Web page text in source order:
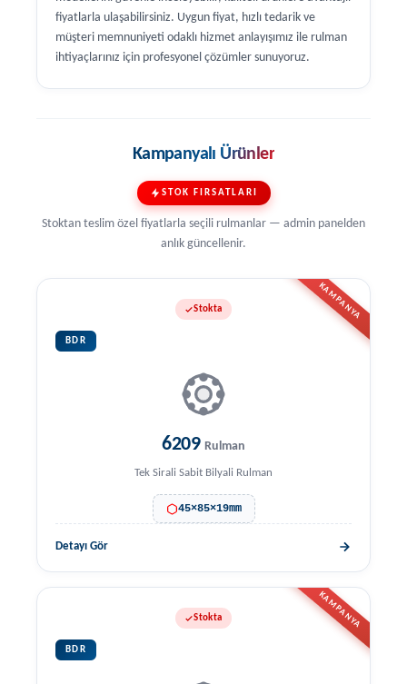
fiyatlarla ulaşabilirsiniz. Uygun fiyat, hızlı tedarik ve
müşteri memnuniyeti odaklı hizmet anlayışımız ile rulman
ihtiyaçlarınız için profesyonel çözümler sunuyoruz.
Kampanyalı Ürünler
STOK FIRSATLARI
Stoktan teslim özel fiyatlarla seçili rulmanlar — admin panelden
anlık güncellenir.
KAMPANYA
Stokta
BDR
6209 Rulman
Tek Sirali Sabit Bilyali Rulman
45×85×19mm
Detayı Gör
KAMPANYA
Stokta
BDR